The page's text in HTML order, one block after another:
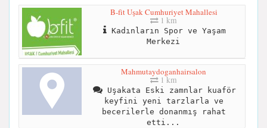
B-fit Uşak Cumhuriyet Mahallesi
1 km
Kadınların Spor ve Yaşam
Merkezi
Mahmutaydoganhairsalon
1 km
Uşakata Eski zamnlar kuaför
keyfini yeni tarzlarla ve
becerilerle donanmış rahat
etti...